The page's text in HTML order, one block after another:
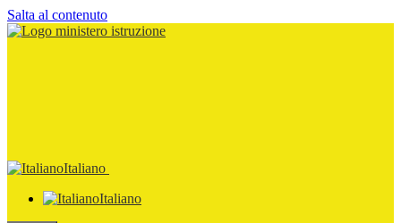
Salta al contenuto
Italiano
Italiano